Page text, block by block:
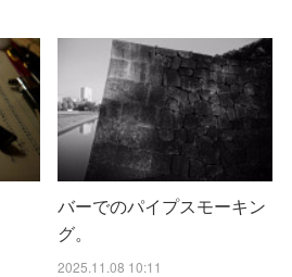
バーでのパイプスモーキン
グ。
2025.11.08 10:11